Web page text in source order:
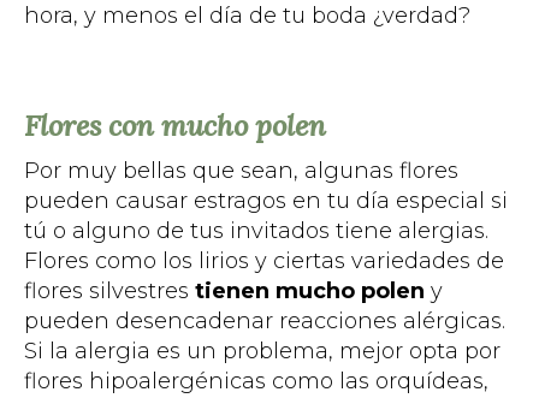
hora, y menos el día de tu boda ¿verdad?
Flores con mucho polen
Por muy bellas que sean, algunas flores
pueden causar estragos en tu día especial si
tú o alguno de tus invitados tiene alergias.
Flores como los lirios y ciertas variedades de
flores silvestres tienen mucho polen y
pueden desencadenar reacciones alérgicas.
Si la alergia es un problema, mejor opta por
flores hipoalergénicas como las orquídeas,